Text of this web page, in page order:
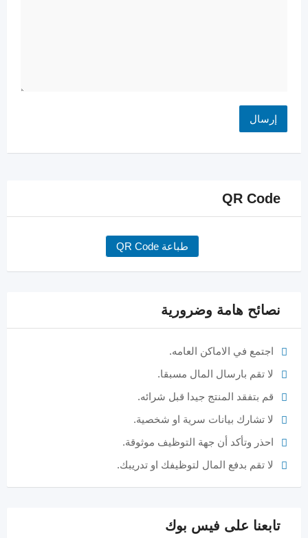
QR Code
طباعة QR Code
نصائح هامة وضرورية
اجتمع في الاماكن العامه.
لا تقم بارسال المال مسبقا.
قم بتفقد المنتج جيدا قبل شرائه.
لا تشارك بيانات سرية او شخصية.
احذر وتأكد أن جهة التوظيف موثوقة.
لا تقم بدفع المال لتوظيفك او تدريبك.
تابعنا على فيس بوك